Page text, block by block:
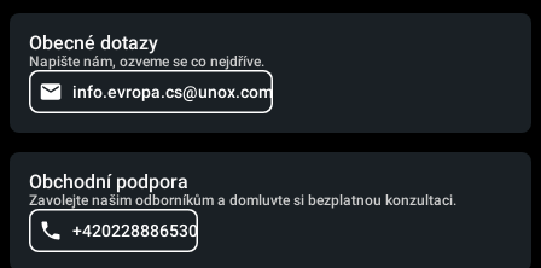
Obecné dotazy
Napište nám, ozveme se co nejdříve.
info.evropa.cs@unox.com
Obchodní podpora
Zavolejte našim odborníkům a domluvte si bezplatnou konzultaci.
+420228886530